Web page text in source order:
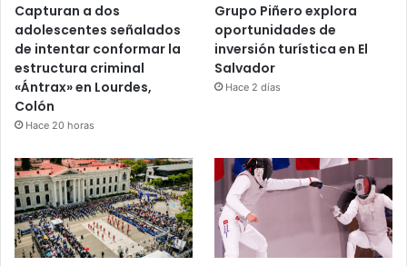
Capturan a dos
adolescentes señalados
de intentar conformar la
estructura criminal
«Ántrax» en Lourdes,
Colón
Hace 20 horas
Grupo Piñero explora
oportunidades de
inversión turística en El
Salvador
Hace 2 días